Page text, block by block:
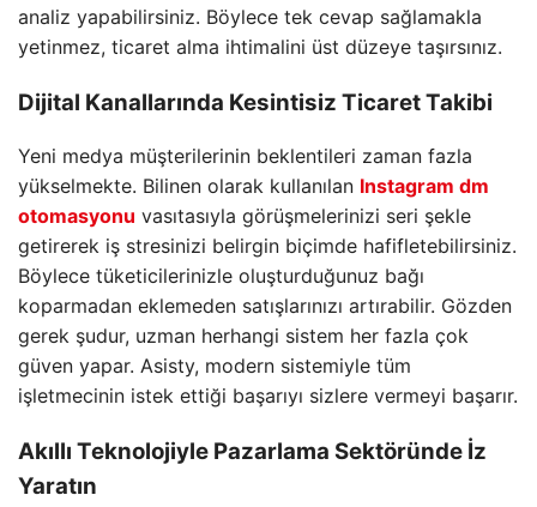
analiz yapabilirsiniz. Böylece tek cevap sağlamakla
yetinmez, ticaret alma ihtimalini üst düzeye taşırsınız.
Dijital Kanallarında Kesintisiz Ticaret Takibi
Yeni medya müşterilerinin beklentileri zaman fazla
yükselmekte. Bilinen olarak kullanılan Instagram dm
otomasyonu vasıtasıyla görüşmelerinizi seri şekle
getirerek iş stresinizi belirgin biçimde hafifletebilirsiniz.
Böylece tüketicilerinizle oluşturduğunuz bağı
koparmadan eklemeden satışlarınızı artırabilir. Gözden
gerek şudur, uzman herhangi sistem her fazla çok
güven yapar. Asisty, modern sistemiyle tüm
işletmecinin istek ettiği başarıyı sizlere vermeyi başarır.
Akıllı Teknolojiyle Pazarlama Sektöründe İz
Yaratın